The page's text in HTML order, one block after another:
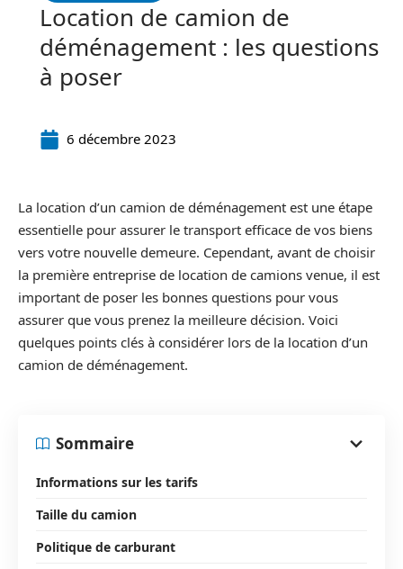
Location de camion de
déménagement : les questions
à poser
6 décembre 2023
La location d’un camion de déménagement est une étape
essentielle pour assurer le transport efficace de vos biens
vers votre nouvelle demeure. Cependant, avant de choisir
la première entreprise de location de camions venue, il est
important de poser les bonnes questions pour vous
assurer que vous prenez la meilleure décision. Voici
quelques points clés à considérer lors de la location d’un
camion de déménagement.
Sommaire
Informations sur les tarifs
Taille du camion
Politique de carburant